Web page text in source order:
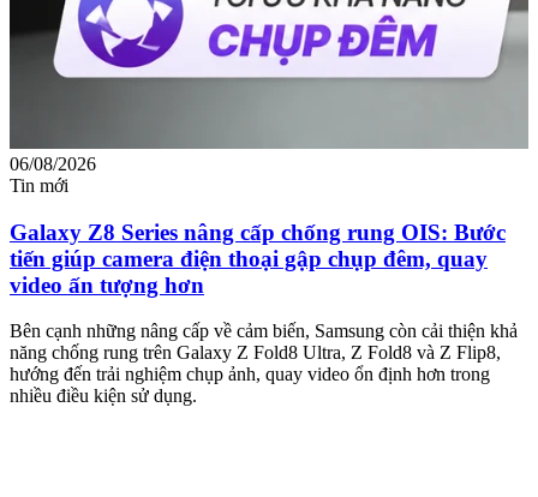
06/08/2026
Tin mới
Galaxy Z8 Series nâng cấp chống rung OIS: Bước
tiến giúp camera điện thoại gập chụp đêm, quay
video ấn tượng hơn
Bên cạnh những nâng cấp về cảm biến, Samsung còn cải thiện khả
năng chống rung trên Galaxy Z Fold8 Ultra, Z Fold8 và Z Flip8,
hướng đến trải nghiệm chụp ảnh, quay video ổn định hơn trong
nhiều điều kiện sử dụng.